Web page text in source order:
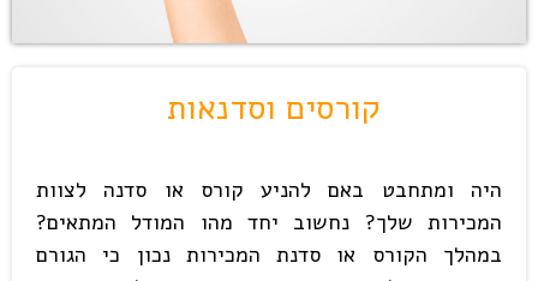
קורסים וסדנאות
היה ומתחבט באם להניע קורס או סדנה לצוות
המכירות שלך? נחשוב יחד מהו המודל המתאים?
במהלך הקורס או סדנת המכירות נכון כי הגורם